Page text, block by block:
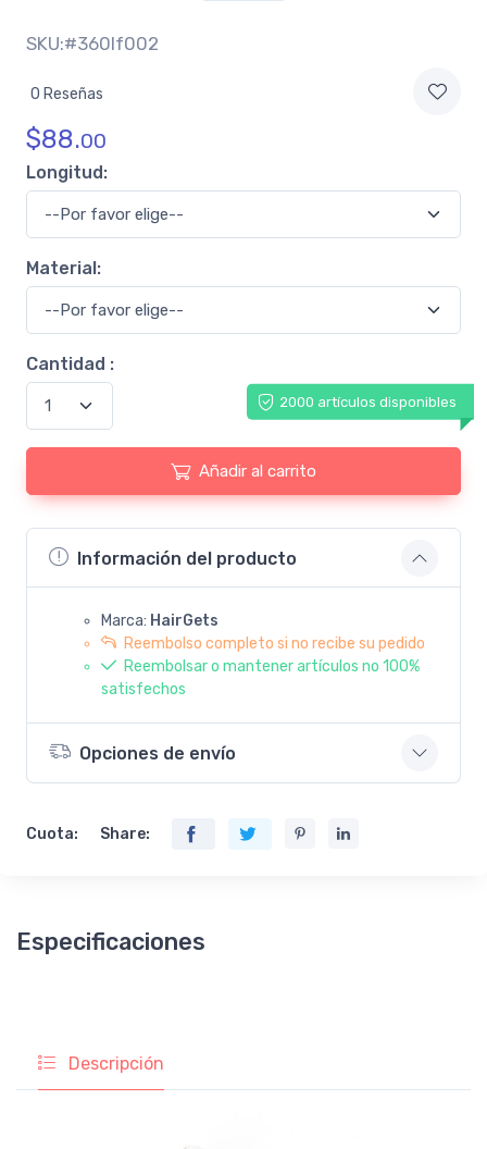
SKU:#360lf002
0 Reseñas
$88.00
Longitud:
Material:
Cantidad :
2000 artículos disponibles
Añadir al carrito
Información del producto
Marca: HairGets
Reembolso completo si no recibe su pedido
Reembolsar o mantener artículos no 100%
satisfechos
Opciones de envío
Cuota: Share:
Especificaciones
Descripción